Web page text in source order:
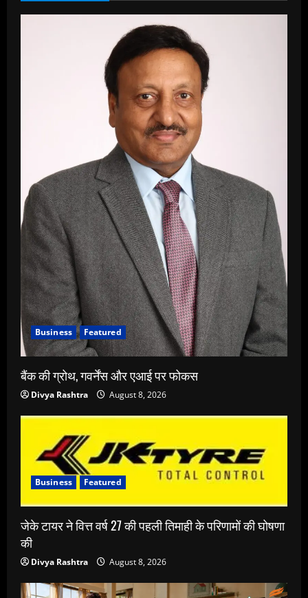
Business Featured
बैंक की ग्रोथ, गवर्नेंस और एआई पर फोकस
Divya Rashtra August 8, 2026
Business Featured
जेके टायर ने वित्त वर्ष 27 की पहली तिमाही के परिणामों की घोषणा
की
Divya Rashtra August 8, 2026